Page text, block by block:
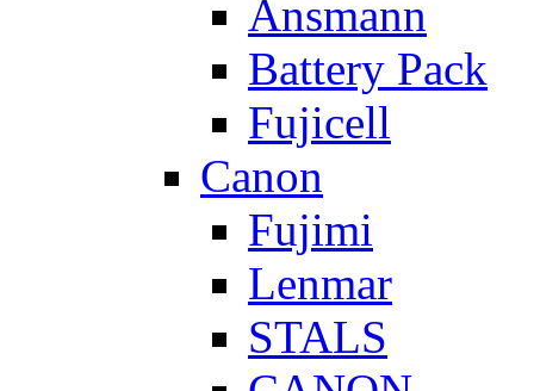
Ansmann
Battery Pack
Fujicell
Canon
Fujimi
Lenmar
STALS